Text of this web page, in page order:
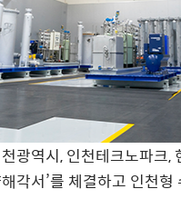
광역시, 인천테크노파크,
각서’를 체결하고 인천